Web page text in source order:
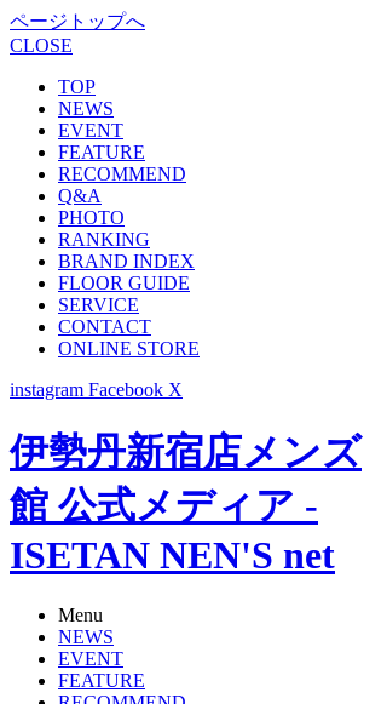
ページトップへ
CLOSE
TOP
NEWS
EVENT
FEATURE
RECOMMEND
Q&A
PHOTO
RANKING
BRAND INDEX
FLOOR GUIDE
SERVICE
CONTACT
ONLINE STORE
instagram Facebook X
伊勢丹新宿店メンズ
館 公式メディア -
ISETAN NEN'S net
Menu
NEWS
EVENT
FEATURE